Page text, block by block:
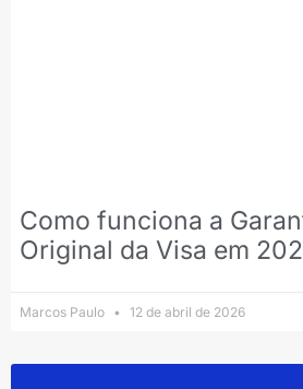
Como funciona a
Original da Visa em
Marcos Paulo 12 de abril de 2026